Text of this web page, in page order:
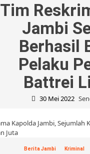
Tim
Jambi
Berhasil
Pelaku
Battrei
30 Mei 2022
Berita Jambi Kriminal